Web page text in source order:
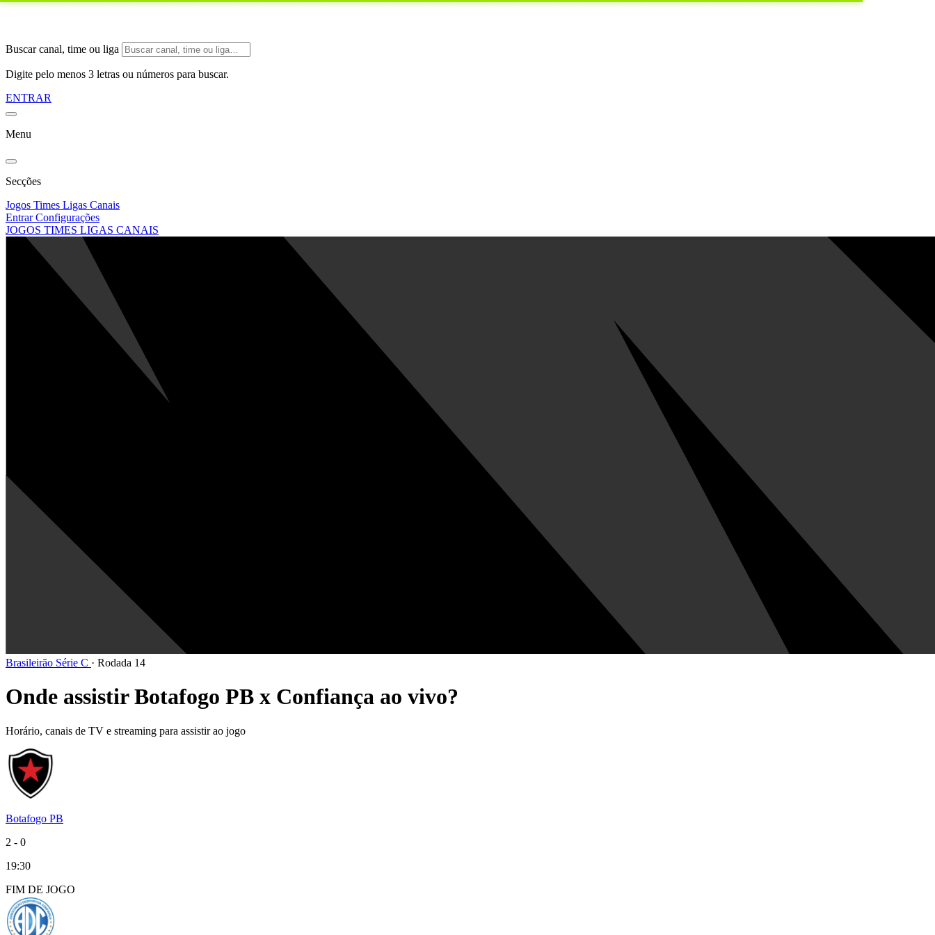
Buscar canal, time ou liga
Digite pelo menos 3 letras ou números para buscar.
ENTRAR
Menu
Secções
Jogos Times Ligas Canais
EntrarConfigurações
JOGOS TIMES LIGAS CANAIS
Brasileirão Série C · Rodada 14
Onde assistir Botafogo PB x Confiança ao vivo?
Horário, canais de TV e streaming para assistir ao jogo
Botafogo PB
2 - 0
19:30
FIM DE JOGO